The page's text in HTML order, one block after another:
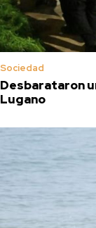
Sociedad
Desbarataron
Lugano